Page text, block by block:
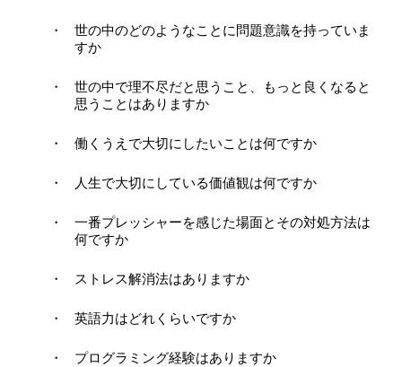
世の中のどのようなことに問題意識を持っていま
すか
世の中で理不尽だと思うこと、もっと良くなると
思うことはありますか
働くうえで大切にしたいことは何ですか
人生で大切にしている価値観は何ですか
一番プレッシャーを感じた場面とその対処方法は
何ですか
ストレス解消法はありますか
英語力はどれくらいですか
プログラミング経験はありますか